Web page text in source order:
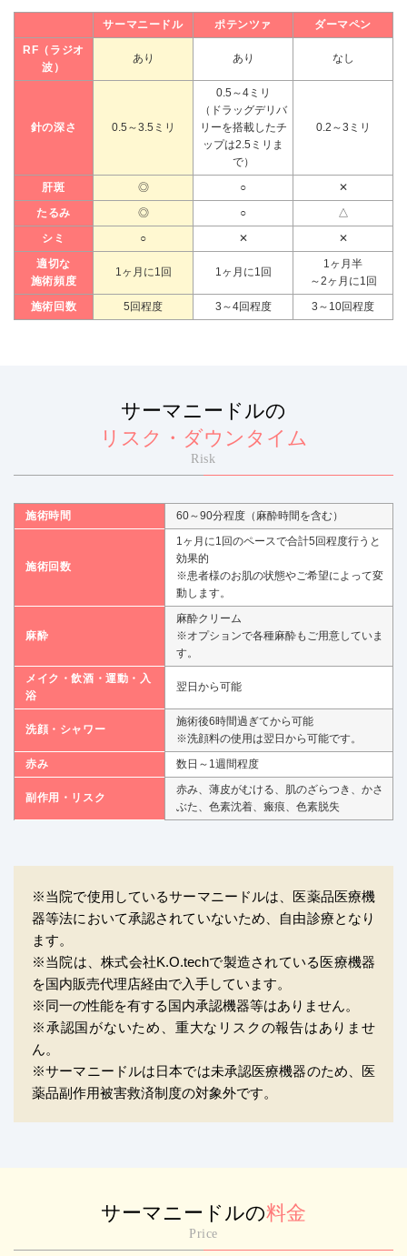
サーマニードル ポテンツァ
ダーマペン
RF（ラジオ
波）
あり あり なし
針の深さ 0.5～3.5ミリ
0.5～4ミリ
（ドラッグデリバ
リーを搭載したチ
ップは2.5ミリま
で）
0.2～3ミリ
肝斑 ◎ ○
✕
たるみ
◎ ○
△
シミ
○ ✕
✕
適切な
施術頻度
1ヶ月に1回 1ヶ月に1回
1ヶ月半
～2ヶ月に1回
施術回数
5回程度 3～4回程度 3～10回程度
サーマニードルの
リスク・ダウンタイム
Risk
施術時間 60～90分程度（麻酔時間を含む）
施術回数
1ヶ月に1回のペースで合計5回程度行うと
効果的
※患者様のお肌の状態やご希望によって変
動します。
麻酔
麻酔クリーム
※オプションで各種麻酔もご用意していま
す。
メイク・飲酒・運動・入
浴
翌日から可能
洗顔・シャワー
施術後6時間過ぎてから可能
※洗顔料の使用は翌日から可能です。
赤み
数日～1週間程度
副作用・リスク
赤み、薄皮がむける、肌のざらつき、かさ
ぶた、色素沈着、瘢痕、色素脱失
※当院で使用しているサーマニードルは、医薬品医療機
器等法において承認されていないため、自由診療となり
ます。
※当院は、株式会社K.O.techで製造されている医療機器
を国内販売代理店経由で入手しています。
※同一の性能を有する国内承認機器等はありません。
※承認国がないため、重大なリスクの報告はありませ
ん。
※サーマニードルは日本では未承認医療機器のため、医
薬品副作用被害救済制度の対象外です。
サーマニードルの料金
Price